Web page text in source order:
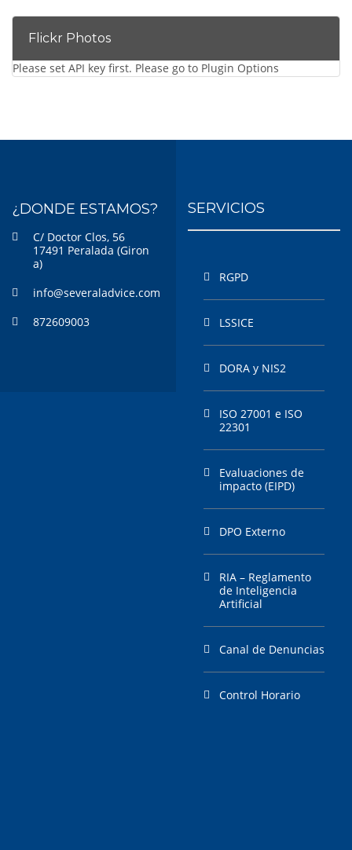
Flickr Photos
Please set API key first. Please go to Plugin Options
¿DONDE ESTAMOS?
C/ Doctor Clos, 56
17491 Peralada (Giron
a)
info@severaladvice.com
872609003
SERVICIOS
RGPD
LSSICE
DORA y NIS2
ISO 27001 e ISO
22301
Evaluaciones de
impacto (EIPD)
DPO Externo
RIA – Reglamento
de Inteligencia
Artificial
Canal de Denuncias
Control Horario